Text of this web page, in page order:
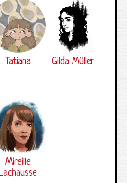
Tatiana Gilda Müller
Mireille